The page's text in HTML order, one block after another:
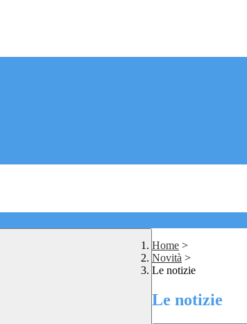
Home >
Novità >
Le notizie
Le notizie